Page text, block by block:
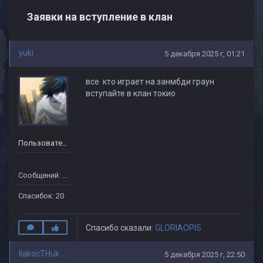
Заявки на вступление в клан
yuki 5 декабря 2025 г, 01:21
Пользователь
Сообщений: 20
Спасибок: 20
все кто играет на занмбди граун
вступайте в клан токио
Спасибо сказали: GLORIAOPIS
IIakocTHuk 5 декабря 2025 г, 22:50